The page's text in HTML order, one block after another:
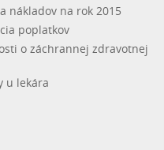
nákladov na rok 2015
poplatkov
o záchrannej zdravotnej
u lekára